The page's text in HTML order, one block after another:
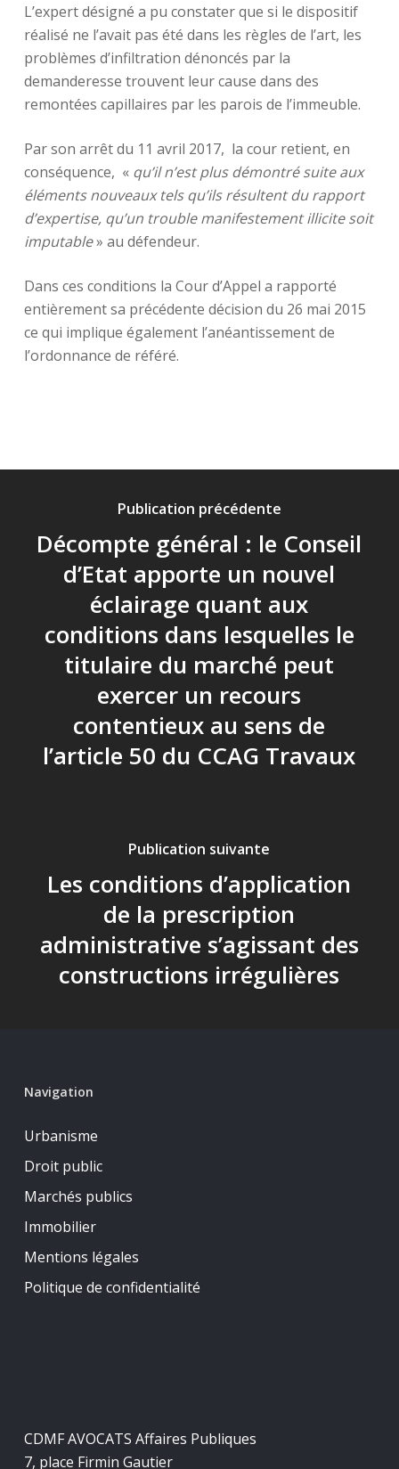
L’expert désigné a pu constater que si le dispositif
réalisé ne l’avait pas été dans les règles de l’art, les
problèmes d’infiltration dénoncés par la
demanderesse trouvent leur cause dans des
remontées capillaires par les parois de l’immeuble.
Par son arrêt du 11 avril 2017, la cour retient, en
conséquence, « qu’il n’est plus démontré suite aux
éléments nouveaux tels qu’ils résultent du rapport
d’expertise, qu’un trouble manifestement illicite soit
imputable» au défendeur.
Dans ces conditions la Cour d’Appel a rapporté
entièrement sa précédente décision du 26 mai 2015
ce qui implique également l’anéantissement de
l’ordonnance de référé.
Publication précédente
Décompte général : le Conseil
d’Etat apporte un nouvel
éclairage quant aux
conditions dans lesquelles le
titulaire du marché peut
exercer un recours
contentieux au sens de
l’article 50 du CCAG Travaux
Publication suivante
Les conditions d’application
de la prescription
administrative s’agissant des
constructions irrégulières
Navigation
Urbanisme
Droit public
Marchés publics
Immobilier
Mentions légales
Politique de confidentialité
CDMF AVOCATS Affaires Publiques
7, place Firmin Gautier